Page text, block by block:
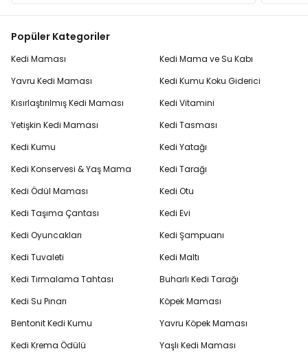
Popüler Kategoriler
Kedi Maması
Yavru Kedi Maması
Kısırlaştırılmış Kedi Maması
Yetişkin Kedi Maması
Kedi Kumu
Kedi Konservesi & Yaş Mama
Kedi Ödül Maması
Kedi Taşıma Çantası
Kedi Oyuncakları
Kedi Tuvaleti
Kedi Tırmalama Tahtası
Kedi Su Pınarı
Bentonit Kedi Kumu
Kedi Krema Ödülü
Kedi Mama ve Su Kabı
Kedi Kumu Koku Giderici
Kedi Vitamini
Kedi Tasması
Kedi Yatağı
Kedi Tarağı
Kedi Otu
Kedi Evi
Kedi Şampuanı
Kedi Maltı
Buharlı Kedi Tarağı
Köpek Maması
Yavru Köpek Maması
Yaşlı Kedi Maması